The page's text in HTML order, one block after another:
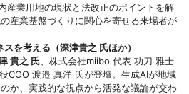
産業用地の現状と法改正のポイントを解
産業基盤づくりに関心を寄せる来場者が
を考える（深津貴之 氏ほか）
貴之 氏 、株式会社miibo 代表 功刀 雅士
COO 渡邉 真洋 氏が登壇。生成AIが地域
か、実践的な視点から活発な議論が交わ